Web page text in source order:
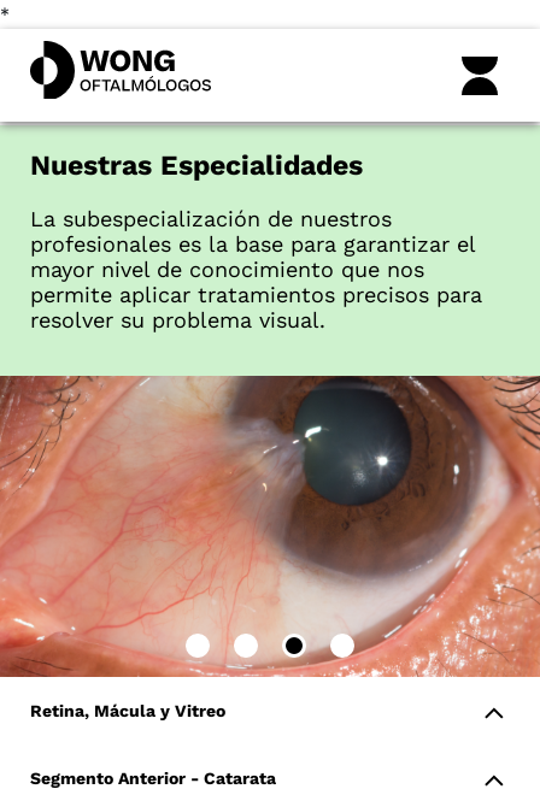
*
Nuestras Especialidades
La subespecialización de nuestros
profesionales es la base para garantizar el
mayor nivel de conocimiento que nos
permite aplicar tratamientos precisos para
resolver su problema visual.
Retina, Mácula y Vitreo
Segmento Anterior - Catarata